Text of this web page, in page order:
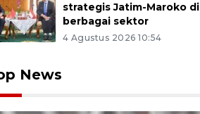
strategis Jatim-Maroko di
berbagai sektor
4 Agustus 2026 10:54
News